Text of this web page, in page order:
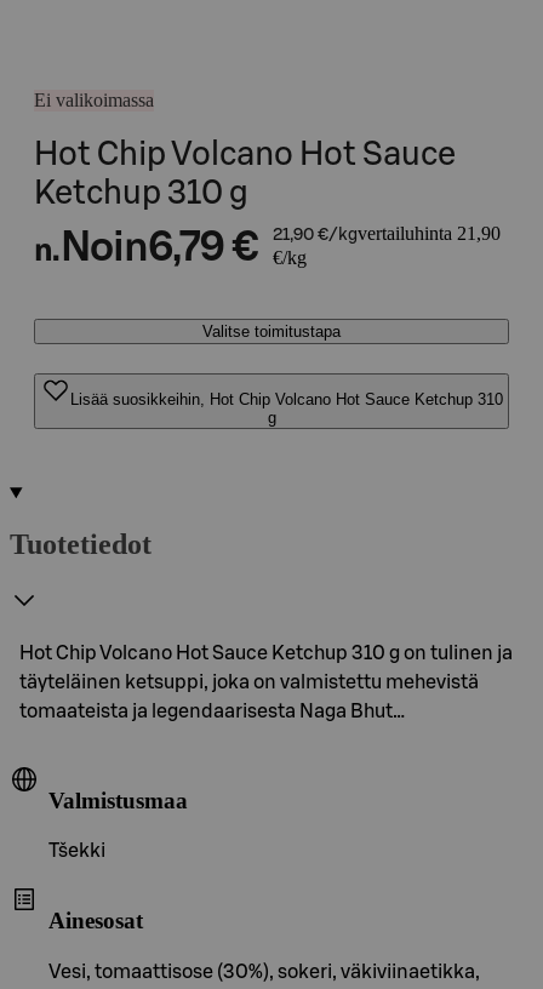
Ei valikoimassa
Hot Chip Volcano Hot Sauce
Ketchup 310 g
n. Noin6,79 € 21,90 €/kgvertailuhinta 21,90
€/kg
Valitse toimitustapa
Lisää suosikkeihin, Hot Chip Volcano Hot Sauce Ketchup 310
g
Tuotetiedot
Hot Chip Volcano Hot Sauce Ketchup 310 g on tulinen ja
täyteläinen ketsuppi, joka on valmistettu mehevistä
tomaateista ja legendaarisesta Naga Bhut…
Valmistusmaa
Tšekki
Ainesosat
Vesi, tomaattisose (30%), sokeri, väkiviinaetikka,